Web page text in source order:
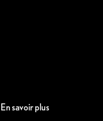
En savoir plus